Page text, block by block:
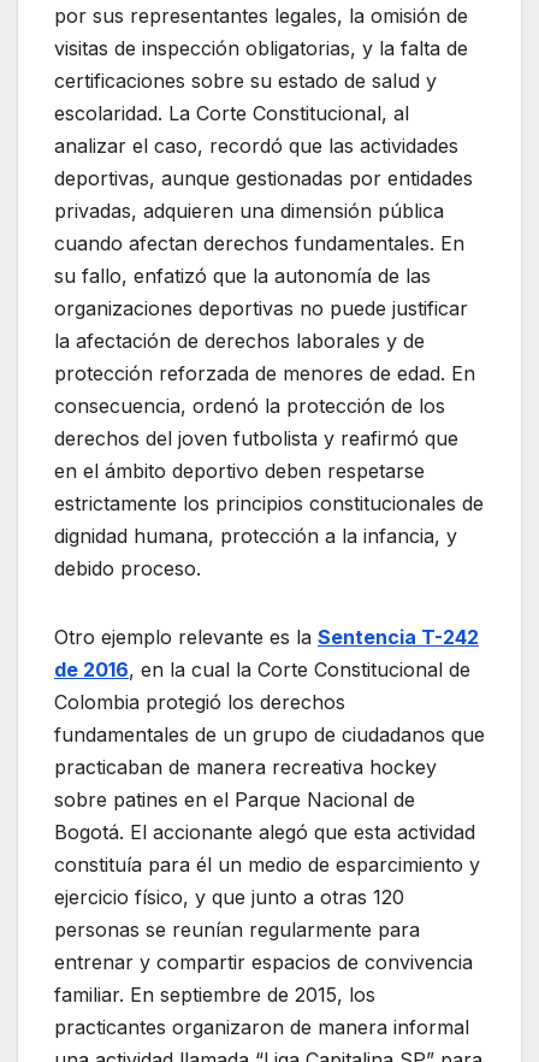
por sus representantes legales, la omisión de
visitas de inspección obligatorias, y la falta de
certificaciones sobre su estado de salud y
escolaridad. La Corte Constitucional, al
analizar el caso, recordó que las actividades
deportivas, aunque gestionadas por entidades
privadas, adquieren una dimensión pública
cuando afectan derechos fundamentales. En
su fallo, enfatizó que la autonomía de las
organizaciones deportivas no puede justificar
la afectación de derechos laborales y de
protección reforzada de menores de edad. En
consecuencia, ordenó la protección de los
derechos del joven futbolista y reafirmó que
en el ámbito deportivo deben respetarse
estrictamente los principios constitucionales de
dignidad humana, protección a la infancia, y
debido proceso.
Otro ejemplo relevante es la Sentencia T-242
de 2016, en la cual la Corte Constitucional de
Colombia protegió los derechos
fundamentales de un grupo de ciudadanos que
practicaban de manera recreativa hockey
sobre patines en el Parque Nacional de
Bogotá. El accionante alegó que esta actividad
constituía para él un medio de esparcimiento y
ejercicio físico, y que junto a otras 120
personas se reunían regularmente para
entrenar y compartir espacios de convivencia
familiar. En septiembre de 2015, los
practicantes organizaron de manera informal